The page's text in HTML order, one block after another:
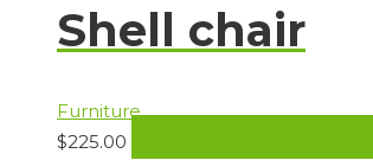
Shell chair
Furniture
$225.00